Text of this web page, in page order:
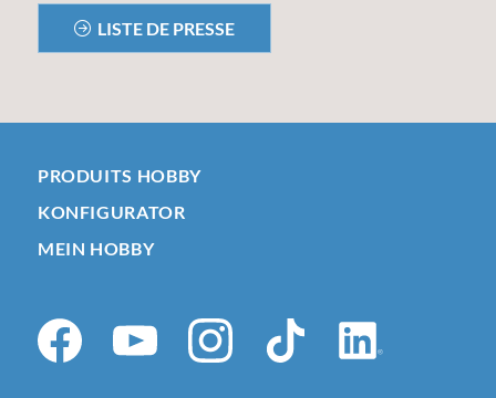
LISTE DE PRESSE
PRODUITS HOBBY
KONFIGURATOR
MEIN HOBBY